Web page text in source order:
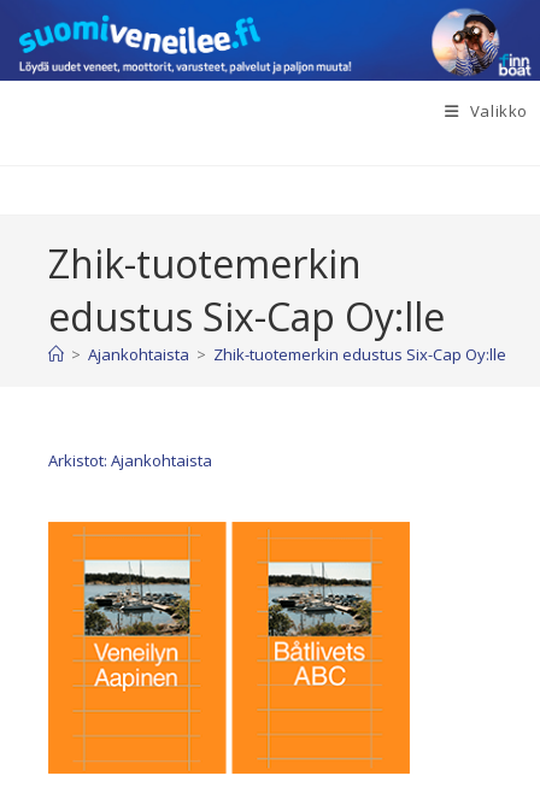
suoraan
sisältöön
Valikko
Zhik-tuotemerkin
edustus Six-Cap Oy:lle
> Ajankohtaista > Zhik-tuotemerkin edustus Six-Cap Oy:lle
Arkistot: Ajankohtaista